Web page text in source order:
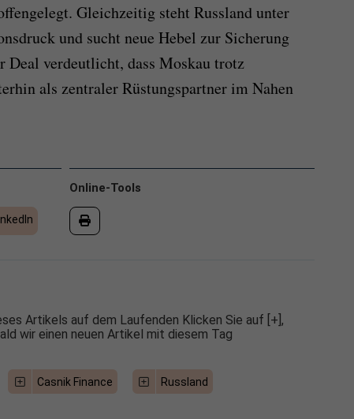
Gleichzeitig steht Russland unter
und sucht neue Hebel zur Sicherung
verdeutlicht, dass Moskau trotz
als zentraler Rüstungspartner im Nahen
Online-Tools
Artikels auf dem Laufenden Klicken Sie auf [+],
wir einen neuen Artikel mit diesem Tag
Casnik Finance Russland